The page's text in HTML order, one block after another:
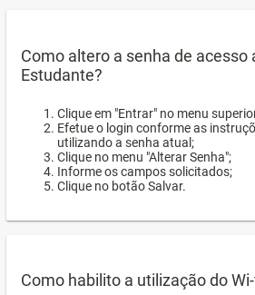
Como altero a senha de acesso
Estudante?
Clique em "Entrar" no menu
Efetue o login conforme as
utilizando a senha atual;
Clique no menu "Alterar Senha";
Informe os campos solicitados;
Clique no botão Salvar.
Como habilito a utilização do